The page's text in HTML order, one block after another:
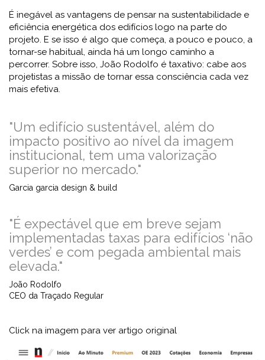
É inegável as vantagens de pensar na sustentabilidade e
eficiência energética dos edifícios logo na parte do
projeto. E se isso é algo que começa, a pouco e pouco, a
tornar-se habitual, ainda há um longo caminho a
percorrer. Sobre isso, João Rodolfo é taxativo: cabe aos
projetistas a missão de tornar essa consciência cada vez
mais efetiva.
"Um edifício sustentável, além do
impacto positivo ao nível da imagem
institucional, tem uma valorização
superior no mercado."
Garcia garcia design & build
"É expectável que em breve sejam
implementadas taxas para edifícios ‘não
verdes’ e com pegada ambiental mais
elevada."
João Rodolfo
CEO da Traçado Regular
Click na imagem para ver artigo original